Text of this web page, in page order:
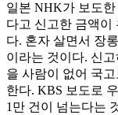
일본 NHK가 보도
다고 신고한 금액이
다. 혼자 살면서 장
이라는 것이다. 신
을 사람이 없어 국
한다. KBS 보도로
1만 건이 넘는다는